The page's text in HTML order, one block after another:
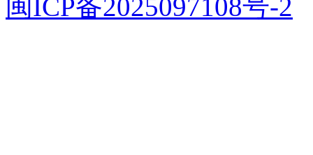
闽ICP备2025097108号-2